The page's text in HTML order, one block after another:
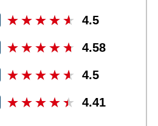
4.5
4.58
4.5
4.41